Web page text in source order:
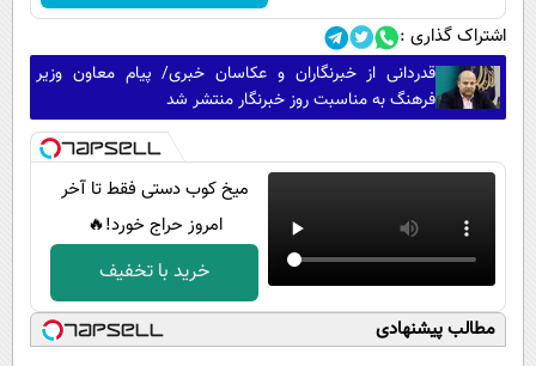
اشتراک گذاری :
قدردانی از خبرنگاران و عکاسان خبری/ پیام معاون وزیر
فرهنگ به مناسبت روز خبرنگار منتشر شد
میخ کوب دستی فقط تا آخر
امروز حراج خورد!🔥
خرید با تخفیف
مطالب پیشنهادی